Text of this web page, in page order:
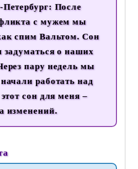
После
с мужем мы
спим Вальтом. Сон
задуматься о наших
пару недель мы
работать над
сон для меня –
изменений.